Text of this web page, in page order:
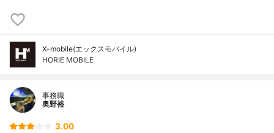
X-mobile(エックスモバイル)
HORIE MOBILE
事務職
奥野裕
3.00